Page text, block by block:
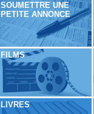
SOUMETTRE UNE
PETITE ANNONCE
FILMS
LIVRES